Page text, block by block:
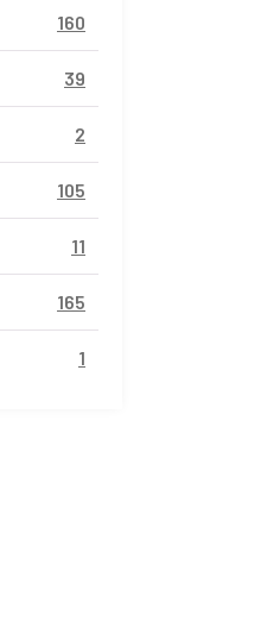
160
39
2
105
11
165
1